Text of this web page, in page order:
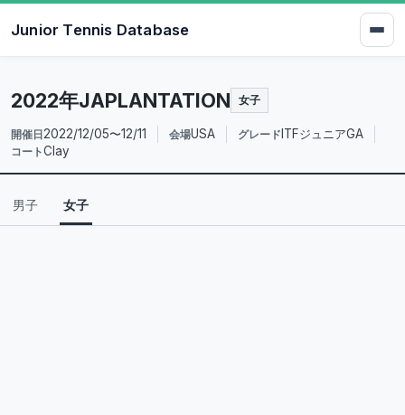
Junior Tennis Database
2022年JAPLANTATION 女子
開催日 2022/12/05〜12/11 会場USA グレード ITFジュニアGA
コートClay
男子 女子